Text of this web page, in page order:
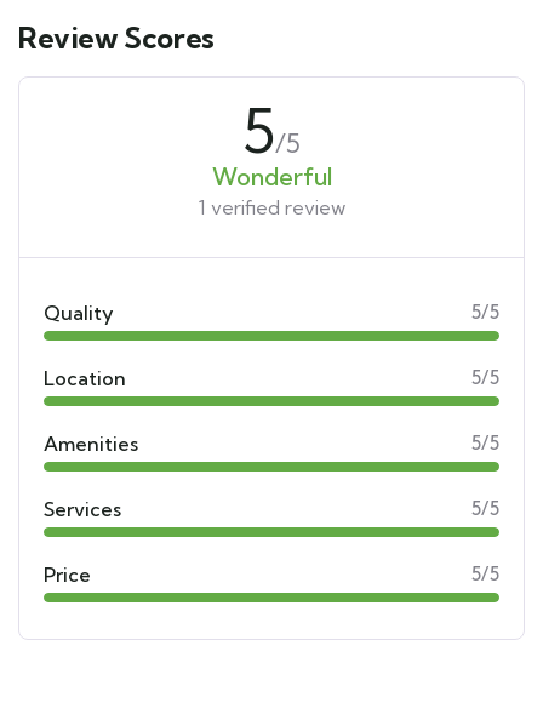
Review Scores
5/5
Wonderful
1 verified review
Quality 5/5
Location 5/5
Amenities 5/5
Services 5/5
Price 5/5